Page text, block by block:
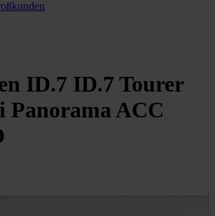
ID.7 ID.7 Tourer
Panorama ACC